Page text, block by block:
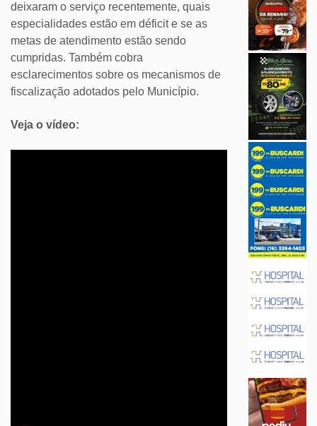
deixaram o serviço recentemente, quais
especialidades estão em déficit e se as
metas de atendimento estão sendo
cumpridas. Também cobra
esclarecimentos sobre os mecanismos de
fiscalização adotados pelo Município.
Veja o vídeo: